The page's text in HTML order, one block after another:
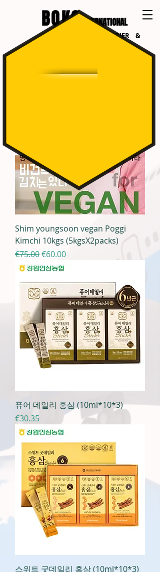
BOKO INTERNATIONAL
INTERNATIONAL COURIER &
Shim youngsoon vegan Poggi
Kimchi 10kgs (5kgsX2packs)
일반가
€75.00할인가
€60.00
퓨어 데일리 홍삼 (10ml*10*3)
가격
€30.35
스위트 굿데일리 홍삼 (10ml*10*3)